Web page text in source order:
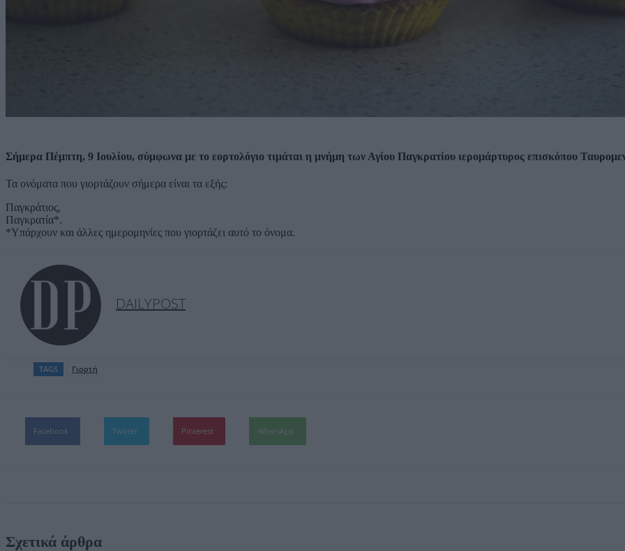
Σήμερα Πέμπτη, 9 Ιουλίου, σύμφωνα με το εορτολόγιο τιμάται η μνήμη των Αγίου Παγκρατίου ιερομάρτυρος επισκόπου
Τα ονόματα που γιορτάζουν σήμερα είναι τα εξής:
Παγκράτιος,
Παγκρατία*.
*Υπάρχουν και άλλες ημερομηνίες που γιορτάζει αυτό το όνομα.
DAILYPOST
TAGS Γιορτή
Facebook Twitter Pinterest WhatsApp
Σχετικά άρθρα